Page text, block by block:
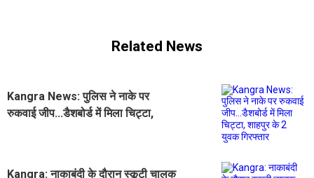
Related News
Kangra News: पुलिस ने नाके पर
रुकवाई जीप...डैशबोर्ड में मिला चिट्टा,
Kangra: नाकाबंदी के दौरान स्कूटी चालक